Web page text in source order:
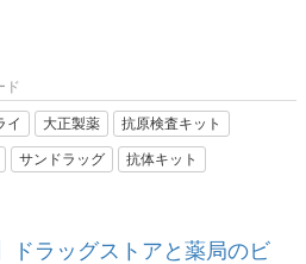
ド
イ 大正製薬 抗原検査キット
サンドラッグ 抗体キット
ドラッグストアと薬局のビ